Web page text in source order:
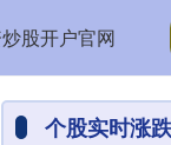
股开户官网
个股实时涨